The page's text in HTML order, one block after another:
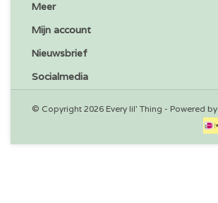
Meer
Mijn account
Nieuwsbrief
Socialmedia
© Copyright 2026 Every lil' Thing - Powered by